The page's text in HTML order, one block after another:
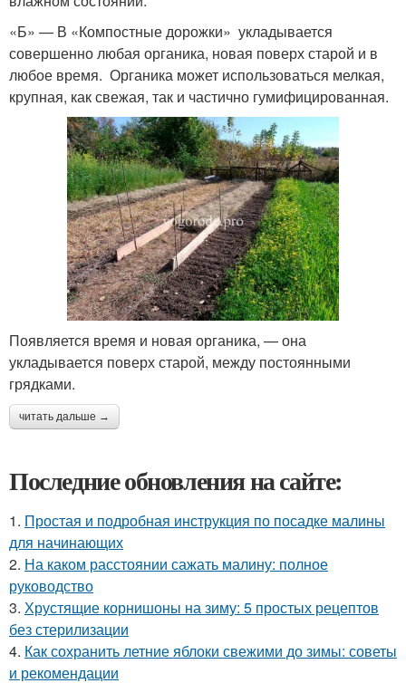
«Б» — В «Компостные дорожки» укладывается
совершенно любая органика, новая поверх старой и в
любое время. Органика может использоваться мелкая,
крупная, как свежая, так и частично гумифицированная.
Появляется время и новая органика, — она
укладывается поверх старой, между постоянными
грядками.
читать дальше →
Последние обновления на сайте:
1. Простая и подробная инструкция по посадке малины
для начинающих
2. На каком расстоянии сажать малину: полное
руководство
3. Хрустящие корнишоны на зиму: 5 простых рецептов
без стерилизации
4. Как сохранить летние яблоки свежими до зимы: советы
и рекомендации